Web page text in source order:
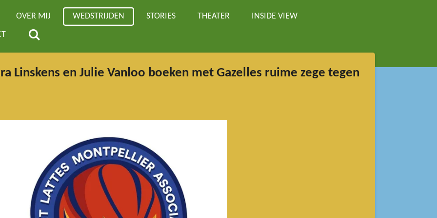
OVER MIJ WEDSTRIJDEN STORIES THEATER
INSIDE VIEW
Linskens en Julie Vanloo boeken met Gazelles ruime zege tegen